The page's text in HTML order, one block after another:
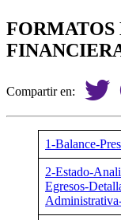
Compartir en:
1-Balance-
2-Estado-
Egresos-